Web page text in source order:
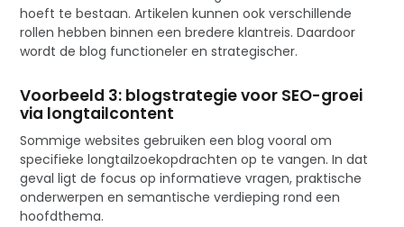
hoeft te bestaan. Artikelen kunnen ook verschillende
rollen hebben binnen een bredere klantreis. Daardoor
wordt de blog functioneler en strategischer.
Voorbeeld 3: blogstrategie voor SEO-groei
via longtailcontent
Sommige websites gebruiken een blog vooral om
specifieke longtailzoekopdrachten op te vangen. In dat
geval ligt de focus op informatieve vragen, praktische
onderwerpen en semantische verdieping rond een
hoofdthema.